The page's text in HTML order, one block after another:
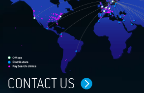
CONTACT US